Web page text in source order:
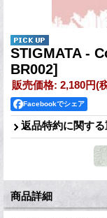
STIGMATA -
BR002]
販売価格: 2,180円(
Facebookでシェア
返品特約に関す
商品詳細